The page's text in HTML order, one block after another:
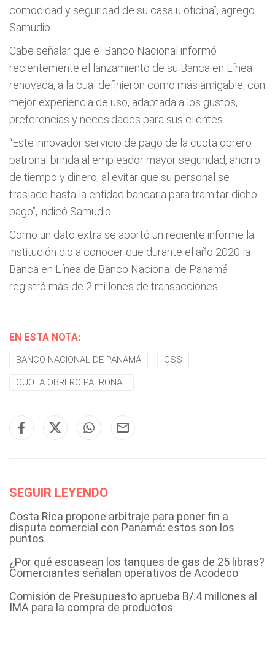
comodidad y seguridad de su casa u oficina”, agregó
Samudio.
Cabe señalar que el Banco Nacional informó
recientemente el lanzamiento de su Banca en Línea
renovada, a la cual definieron como más amigable, con
mejor experiencia de uso, adaptada a los gustos,
preferencias y necesidades para sus clientes.
“Este innovador servicio de pago de la cuota obrero
patronal brinda al empleador mayor seguridad, ahorro
de tiempo y dinero, al evitar que su personal se
traslade hasta la entidad bancaria para tramitar dicho
pago”, indicó Samudio.
Como un dato extra se aportó un reciente informe la
institución dio a conocer que durante el año 2020 la
Banca en Línea de Banco Nacional de Panamá
registró más de 2 millones de transacciones.
EN ESTA NOTA:
BANCO NACIONAL DE PANAMÁ CSS
CUOTA OBRERO PATRONAL
SEGUIR LEYENDO
Costa Rica propone arbitraje para poner fin a
disputa comercial con Panamá: estos son los
puntos
¿Por qué escasean los tanques de gas de 25 libras?
Comerciantes señalan operativos de Acodeco
Comisión de Presupuesto aprueba B/.4 millones al
IMA para la compra de productos